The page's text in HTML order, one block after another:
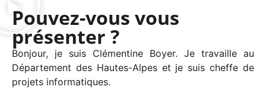
Pouvez-vous vous
présenter ?
Bonjour, je suis Clémentine Boyer. Je travaille au
Département des Hautes-Alpes et je suis cheffe de
projets informatiques.